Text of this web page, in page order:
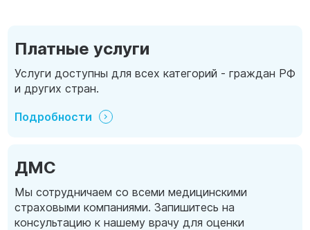
Платные услуги
Услуги доступны для всех категорий - граждан РФ
и других стран.
Подробности
ДМС
Мы сотрудничаем со всеми медицинскими
страховыми компаниями. Запишитесь на
консультацию к нашему врачу для оценки